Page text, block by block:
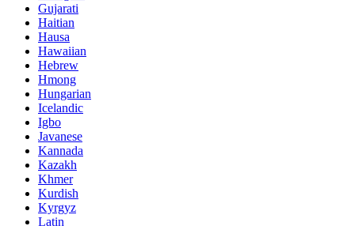
Gujarati
Haitian
Hausa
Hawaiian
Hebrew
Hmong
Hungarian
Icelandic
Igbo
Javanese
Kannada
Kazakh
Khmer
Kurdish
Kyrgyz
Latin